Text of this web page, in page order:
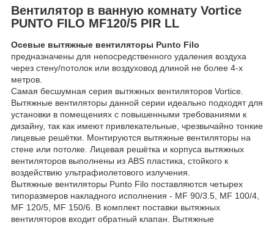
Вентилятор в ванную комнату Vortice
PUNTO FILO MF120/5 PIR LL
Осевые вытяжные вентиляторы Punto Filo
предназначены для непосредственного удаления воздуха
через стену/потолок или воздуховод длиной не более 4-х
метров.
Самая бесшумная серия вытяжных вентиляторов Vortice.
Вытяжные вентиляторы данной серии идеально подходят для
установки в помещениях с повышенными требованиями к
дизайну, так как имеют привлекательные, чрезвычайно тонкие
лицевые решётки. Монтируются вытяжные вентиляторы на
стене или потолке. Лицевая решётка и корпуса вытяжных
вентиляторов выполнены из ABS пластика, стойкого к
воздействию ультрафиолетового излучения.
Вытяжные вентиляторы Punto Filo поставляются четырех
типоразмеров накладного исполнения - MF 90/3.5, MF 100/4,
MF 120/5, MF 150/6. В комплект поставки вытяжных
вентиляторов входит обратный клапан. Вытяжные